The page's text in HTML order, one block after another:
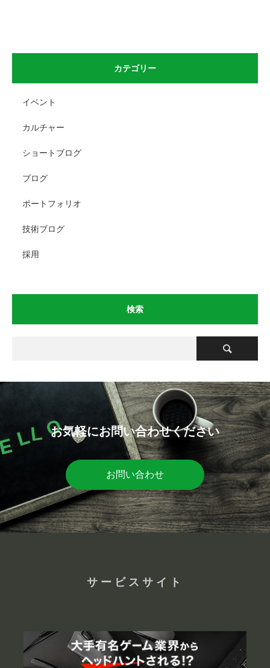
カテゴリー
イベント
カルチャー
ショートブログ
ブログ
ポートフォリオ
技術ブログ
採用
検索
お気軽にお問い合わせください
お問い合わせ
サービスサイト